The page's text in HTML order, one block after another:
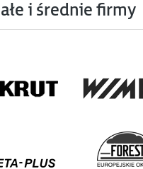
i średnie firmy